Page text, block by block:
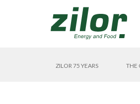
ZILOR 75 YEARS THE